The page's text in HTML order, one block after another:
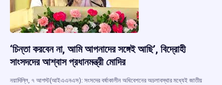
‘চিন্তা করবেন না, আমি আপনাদের সঙ্গেই আছি’, বিদ্রোহী
সাংসদদের আশ্বাস প্রধানমন্ত্রী মোদির
নয়াদিল্লি, ৭ আগস্ট(আইএএনএস): সংসদের বর্ষাকালীন অধিবেশনের অচলাবস্থার মধ্যেই জাতীয়